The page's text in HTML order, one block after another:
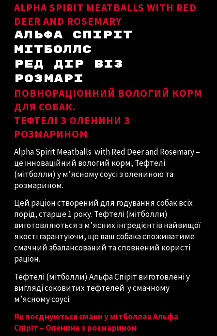
ALPHA SPIRIT MEATBALLS WITH RED
DEER AND ROSEMARY
АЛЬФА СПІРІТ
МІТБОЛЛС
РЕД ДІР ВІЗ
РОЗМАРІ
ПОВНОРАЦІОННИЙ ВОЛОГИЙ КОРМ
ДЛЯ СОБАК.
ТЕФТЕЛІ З ОЛЕНИНИ З
РОЗМАРИНОМ
Alpha Spirit Meatballs with Red Deer and Rosemary –
це інноваційний вологий корм, Тефтелі
(мітболли) у м’ясному соусі з олениною та
розмарином.
Цей раціон створений для годування собак всіх
порід, старше 1 року. Тефтелі (мітболли)
виготовляються з м’ясних інгредієнтів найвищої
якості гарантуючи, що ваш собака споживатиме
смачний збалансований та сповнений користі
раціон.
Тефтелі (мітболли) Альфа Спіріт виготовлені у
вигляді соковитих тефтелей у смачному
м’ясному соусі.
Як поєднуються смаки у мітболлах Альфа
Спіріт – Оленина з розмарином